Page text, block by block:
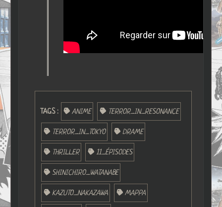
TAGS : ANIME TERROR_IN_RESONANCE
TERROR_IN_TOKYO DRAME
THRILLER 11_ÉPISODES
SHINICHIRO_WATANABE
KAZUTO_NAKAZAWA MAPPA